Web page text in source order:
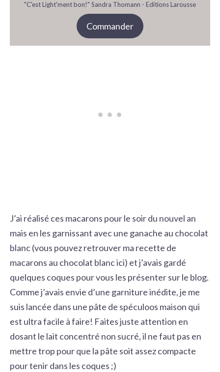
"C'est Light'ment bon!" Sandra Thomann - Editions Larousse
Commander
J’ai réalisé ces macarons pour le soir du nouvel an
mais en les garnissant avec une ganache au chocolat
blanc (vous pouvez retrouver ma recette de
macarons au chocolat blancici) et j’avais gardé
quelques coques pour vous les présenter sur le blog.
Comme j’avais envie d’une garniture inédite, je me
suis lancée dans une pâte de spéculoos maison qui
est ultra facile à faire! Faites juste attention en
dosant le lait concentré non sucré, il ne faut pas en
mettre trop pour que la pâte soit assez compacte
pour tenir dans les coques ;)